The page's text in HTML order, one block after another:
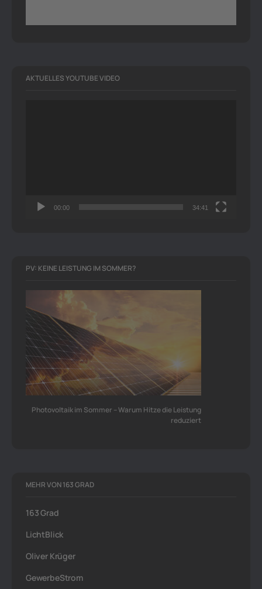
AKTUELLES YOUTUBE VIDEO
00:00 34:41
PV: KEINE LEISTUNG IM SOMMER?
Photovoltaik im Sommer – Warum Hitze die Leistung
reduziert
MEHR VON 163 GRAD
163 Grad
LichtBlick
Oliver Krüger
GewerbeStrom